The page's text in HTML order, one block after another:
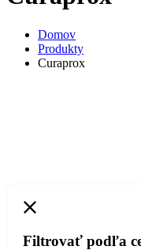
Domov
Produkty
Curaprox
Filtrovať podľa